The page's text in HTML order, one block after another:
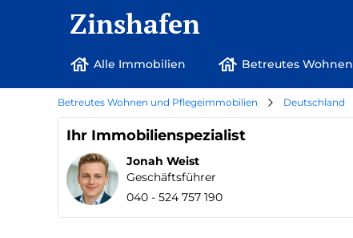
Zinshafen
Alle Immobilien Betreutes Wohnen
Betreutes Wohnen und Pflegeimmobilien Deutschland
Ihr Immobilienspezialist
Jonah Weist
Geschäftsführer
040 - 524 757 190